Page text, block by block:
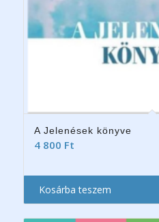
A Jelenések könyve
4 800 Ft
Kosárba teszem